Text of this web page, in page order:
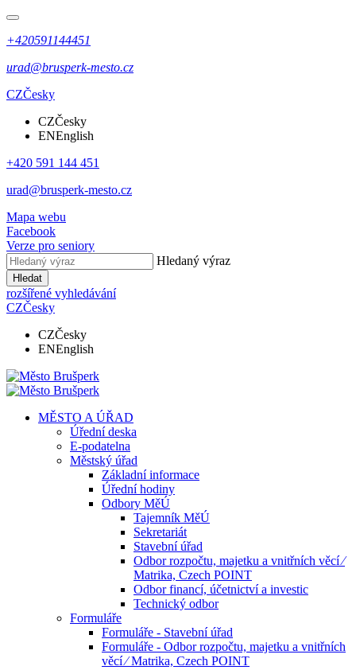
+420591144451
urad@brusperk-mesto.cz
CZČesky
CZČesky
ENEnglish
+420 591 144 451
urad@brusperk-mesto.cz
Mapa webu
Facebook
Verze pro seniory
Hledaný výraz
Hledat
rozšířené vyhledávání
CZČesky
CZČesky
ENEnglish
MĚSTO A ÚŘAD
Úřední deska
E-podatelna
Městský úřad
Základní informace
Úřední hodiny
Odbory MěÚ
Tajemník MěÚ
Sekretariát
Stavební úřad
Odbor rozpočtu, majetku a vnitřních věcí ⁄
Matrika, Czech POINT
Odbor financí, účetnictví a investic
Technický odbor
Formuláře
Formuláře - Stavební úřad
Formuláře - Odbor rozpočtu, majetku a vnitřních
věcí ⁄ Matrika, Czech POINT